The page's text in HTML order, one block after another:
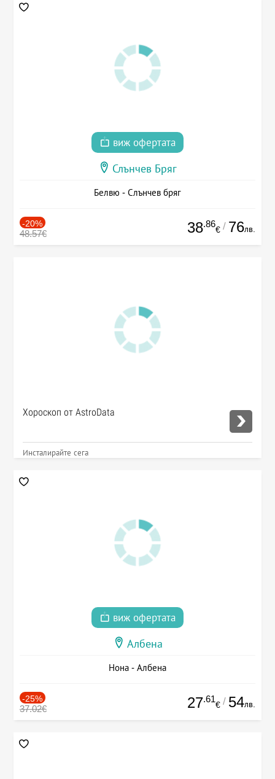
виж офертата
Слънчев Бряг
Белвю - Слънчев бряг
-20%
48.57€ 38.86
€ / 76лв.
Хороскоп от AstroData
Инсталирайте сега
виж офертата
Албена
Нона - Албена
-25%
37.02€ 27.61
€ / 54лв.